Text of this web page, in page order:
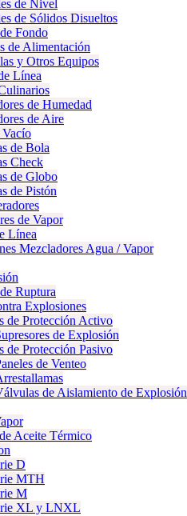
de Nivel
de Sólidos Disueltos
Fondo
de Alimentación
y Otros Equipos
Línea
de Humedad
de Aire
de Bola
Check
de Globo
de Pistón
de Vapor
Línea
Mezcladores Agua / Vapor
Ruptura
Explosiones
de Protección Activo
de Explosión
de Protección Pasivo
de Venteo
de Aislamiento de Explosión
Aceite Térmico
D
MTH
M
XL y LNXL